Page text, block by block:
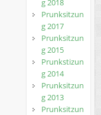
g 2018
Prunksitzun
g 2017
Prunksitzun
g 2015
Prunkstizun
g 2014
Prunksitzun
g 2013
Prunksitzun